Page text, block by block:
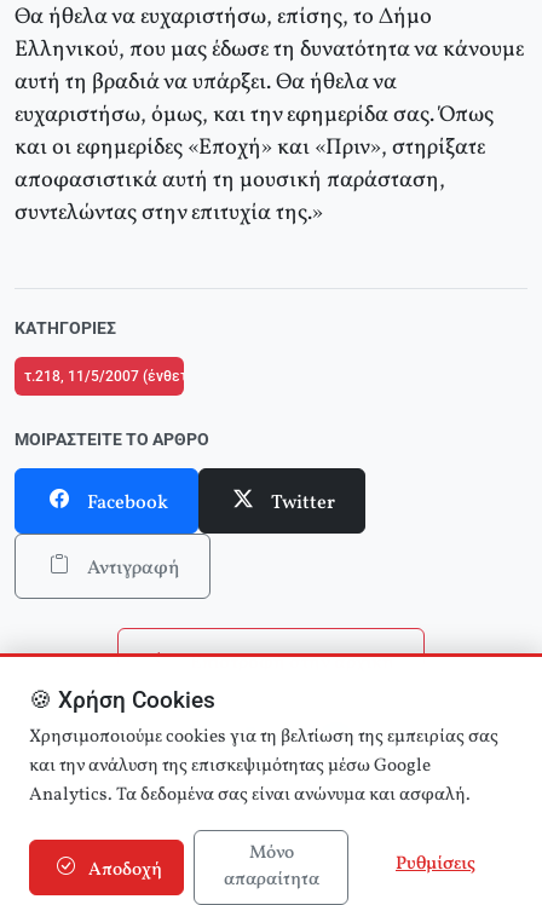
Θα ήθελα να ευχαριστήσω, επίσης, το Δήμο
Eλληνικού, που μας έδωσε τη δυνατότητα να κάνουμε
αυτή τη βραδιά να υπάρξει. Θα ήθελα να
ευχαριστήσω, όμως, και την εφημερίδα σας. Όπως
και οι εφημερίδες «Eποχή» και «Πριν», στηρίξατε
αποφασιστικά αυτή τη μουσική παράσταση,
συντελώντας στην επιτυχία της.»
ΚΑΤΗΓΟΡΊΕΣ
τ.218, 11/5/2007 (ένθετο το τ.2 του Δικτύου Κριτικής και Δράσης στην
ΜΟΙΡΑΣΤΕΊΤΕ ΤΟ ΆΡΘΡΟ
Facebook Twitter
Αντιγραφή
Επιστροφή στην αρχική
Αναζήτηση άρθρων
🍪 Χρήση Cookies
Χρησιμοποιούμε cookies για τη βελτίωση της εμπειρίας σας
και την ανάλυση της επισκεψιμότητας μέσω Google
Analytics. Τα δεδομένα σας είναι ανώνυμα και ασφαλή.
Αποδοχή
Μόνο
απαραίτητα
Ρυθμίσεις